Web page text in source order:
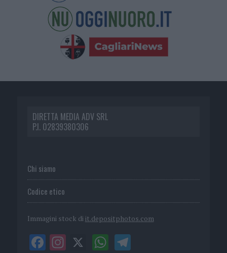
DIRETTA MEDIA ADV SRL
P.I. 02839380306
Chi siamo
Codice etico
Immagini stock di it.depositphotos.com